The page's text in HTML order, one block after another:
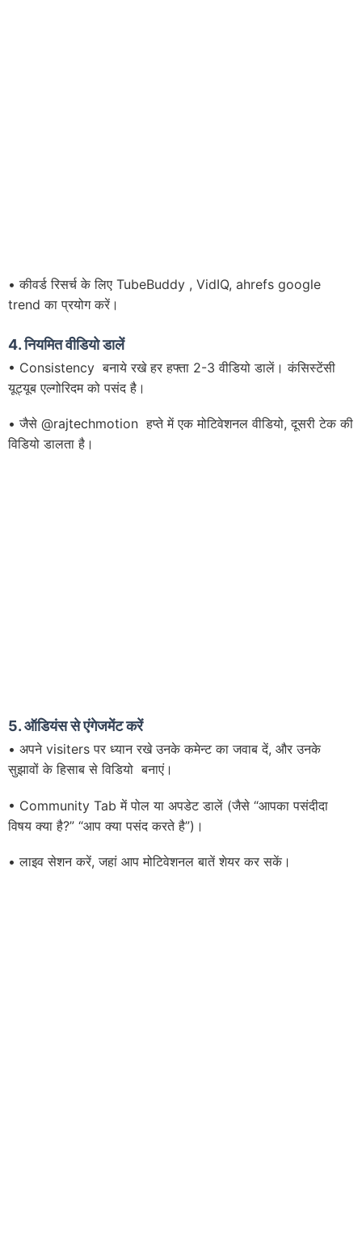
• कीवर्ड रिसर्च के लिए TubeBuddy , VidIQ, ahrefs google
trend का प्रयोग करें।
4.नियमित वीडियो डालें
• Consistency बनाये रखे हर हफ्ता 2-3 वीडियो डालें। कंसिस्टेंसी
यूट्यूब एल्गोरिदम को पसंद है।
• जैसे @rajtechmotion हप्ते में एक मोटिवेशनल वीडियो, दूसरी टेक की
विडियो डालता है।
5. ऑडियंस से एंगेजमेंट करें
• अपने visiters पर ध्यान रखे उनके कमेन्ट का जवाब दें, और उनके
सुझावों के हिसाब से विडियो बनाएं।
• Community Tab में पोल ​​या अपडेट डालें (जैसे “आपका पसंदीदा
विषय क्या है?” “आप क्या पसंद करते है”)।
• लाइव सेशन करें, जहां आप मोटिवेशनल बातें शेयर कर सकें।